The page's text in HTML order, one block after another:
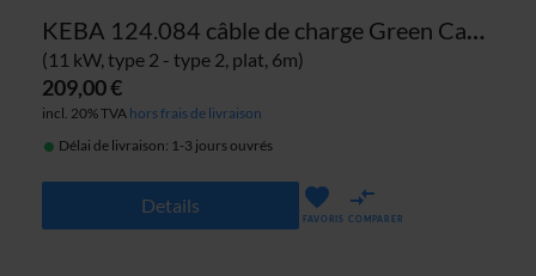
KEBA 124.084 câble de charge Green Cable
(11 kW, type 2 - type 2, plat, 6m)
209,00 €
incl. 20% TVA hors frais de livraison
Délai de livraison: 1-3 jours ouvrés
Details
FAVORIS COMPARER